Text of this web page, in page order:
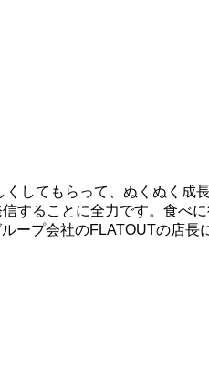
してもらって、ぬくぬく成
することに全力です。食べ
プ会社のFLATOUTの店長